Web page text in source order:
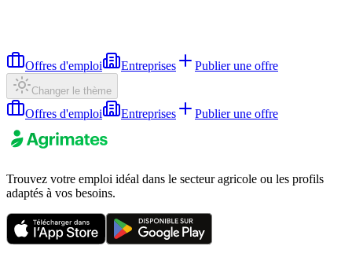
Offres d'emploi Entreprises Publier une offre
Changer le thème
Offres d'emploi Entreprises Publier une offre
Trouvez votre emploi idéal dans le secteur agricole ou les profils
adaptés à vos besoins.